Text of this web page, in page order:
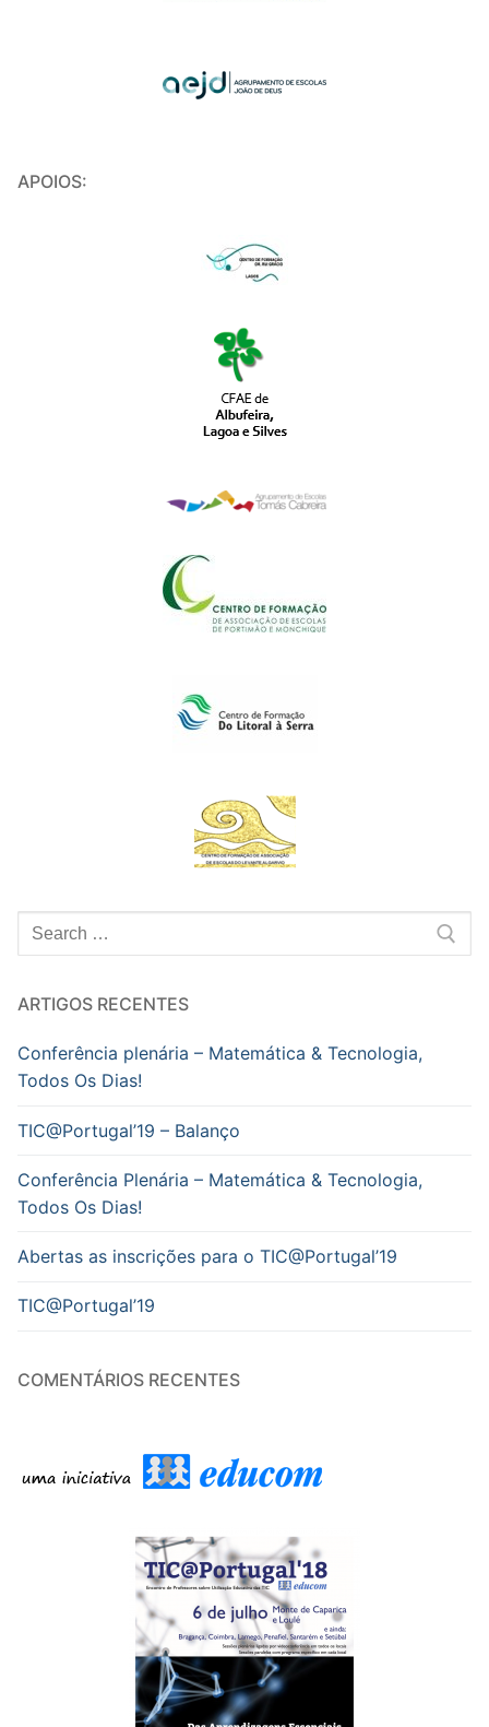
APOIOS:
Pesquisar
por:
ARTIGOS RECENTES
Conferência plenária – Matemática & Tecnologia,
Todos Os Dias!
TIC@Portugal’19 – Balanço
Conferência Plenária – Matemática & Tecnologia,
Todos Os Dias!
Abertas as inscrições para o TIC@Portugal’19
TIC@Portugal’19
COMENTÁRIOS RECENTES